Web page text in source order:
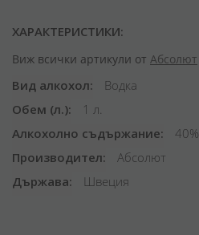
ХАРАКТЕРИСТИКИ:
Виж всички артикули от Абсолют
Вид алкохол
Водка
Обем (л.)
1 л.
Алкохолно съдържание
40%
Производител
Абсолют
Държава
Швеция